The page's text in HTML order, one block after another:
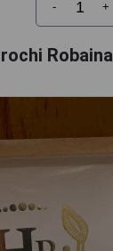
- +